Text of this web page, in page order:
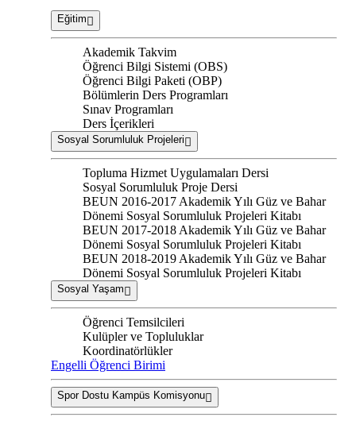
Eğitim
Akademik Takvim
Öğrenci Bilgi Sistemi (OBS)
Öğrenci Bilgi Paketi (OBP)
Bölümlerin Ders Programları
Sınav Programları
Ders İçerikleri
Sosyal Sorumluluk Projeleri
Topluma Hizmet Uygulamaları Dersi
Sosyal Sorumluluk Proje Dersi
BEUN 2016-2017 Akademik Yılı Güz ve Bahar
Dönemi Sosyal Sorumluluk Projeleri Kitabı
BEUN 2017-2018 Akademik Yılı Güz ve Bahar
Dönemi Sosyal Sorumluluk Projeleri Kitabı
BEUN 2018-2019 Akademik Yılı Güz ve Bahar
Dönemi Sosyal Sorumluluk Projeleri Kitabı
Sosyal Yaşam
Öğrenci Temsilcileri
Kulüpler ve Topluluklar
Koordinatörlükler
Engelli Öğrenci Birimi
Spor Dostu Kampüs Komisyonu